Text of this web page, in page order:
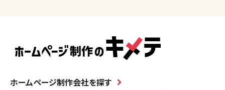
ホームページ制作会社を探す